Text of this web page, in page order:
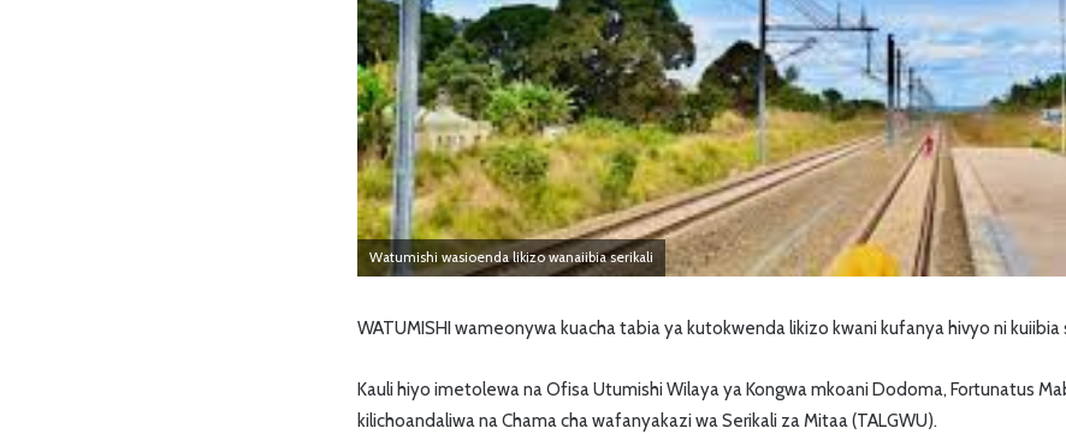
Watumishi wasioenda likizo wanaiibia serikali
WATUMISHI wameonywa kuacha tabia ya kutokwenda likizo kwani kufanya hivyo ni kuiibia
Kauli hiyo imetolewa na Ofisa Utumishi Wilaya ya Kongwa mkoani Dodoma, Fortunatus
kilichoandaliwa na Chama cha wafanyakazi wa Serikali za Mitaa (TALGWU).